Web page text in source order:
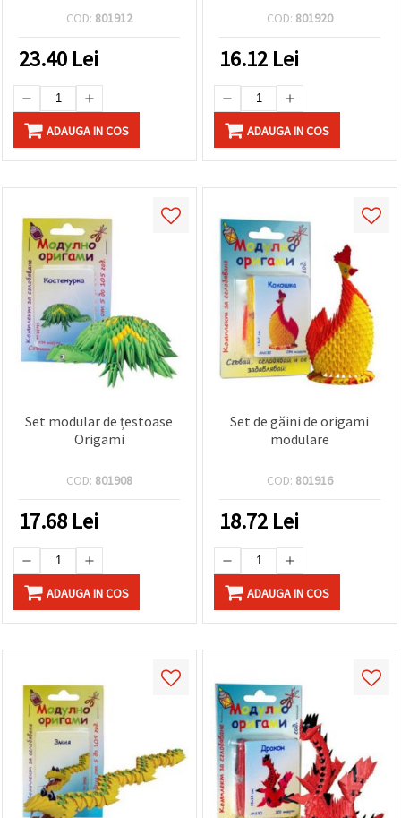
COD: 801912
23.40 Lei
ADAUGA IN COS
COD: 801920
16.12 Lei
ADAUGA IN COS
Set modular de țestoase
Origami
COD: 801908
17.68 Lei
ADAUGA IN COS
Set de găini de origami
modulare
COD: 801916
18.72 Lei
ADAUGA IN COS